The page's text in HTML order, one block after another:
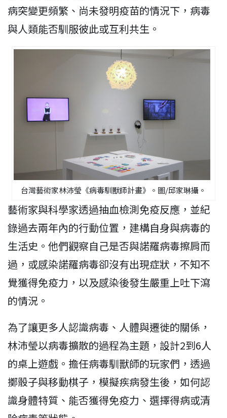
病突變更頻繁、尚未發明疫苗的情況下，病毒
與人類能否馴服彼此或互利共生。
台灣藝術家林沛瑩《病毒馴獸師計畫》。圖/邱家琳攝。
藝術家與科學家透過抽血檢測免疫反應，並紀
錄過去兩年內的行動位置，建構自身與病毒的
生活史。他們觀察自己是否與諾羅病毒擦肩而
過，或感染諾羅病毒卻沒有出現症狀，不知不
覺獲得免疫力，以及感染後發生嚴重上吐下瀉
的情況。
為了讓更多人認識病毒、人體與遷徙的關係，
林沛瑩以病毒擴散的過程為主題，設計2到6人
的桌上遊戲。擔任病毒馴獸師的玩家們，透過
擲骰子與移動棋子，模擬疾病發生後，如何認
識身體特質、能否獲得免疫力、選擇得病或清